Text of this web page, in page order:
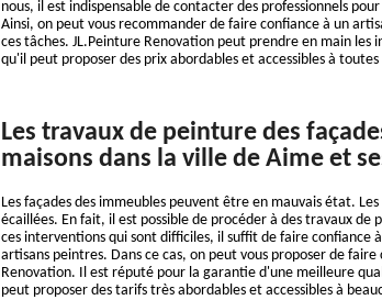
nous, il est indispensable de contacter des professionnels
Ainsi, on peut vous recommander de faire confiance à un
ces tâches. JL.Peinture Renovation peut prendre en main les
qu'il peut proposer des prix abordables et accessibles à toutes
Les travaux de peinture des
maisons dans la ville de Aime et
Les façades des immeubles peuvent être en mauvais état.
écaillées. En fait, il est possible de procéder à des travaux de
ces interventions qui sont difficiles, il suffit de faire confiance
artisans peintres. Dans ce cas, on peut vous proposer de faire
Renovation. Il est réputé pour la garantie d'une meilleure
peut proposer des tarifs très abordables et accessibles à